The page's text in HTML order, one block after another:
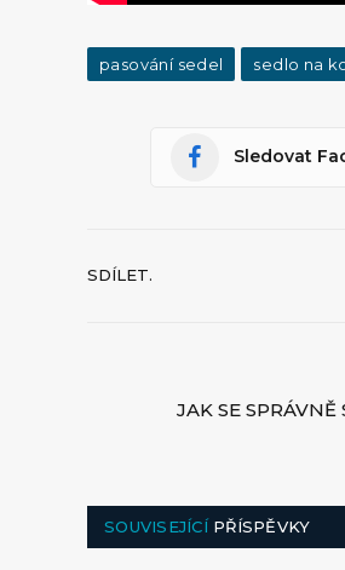
pasování sedel sedlo na
Sledovat
SDÍLET.
JAK SE
SOUVISEJÍCÍPŘÍSPĚVKY